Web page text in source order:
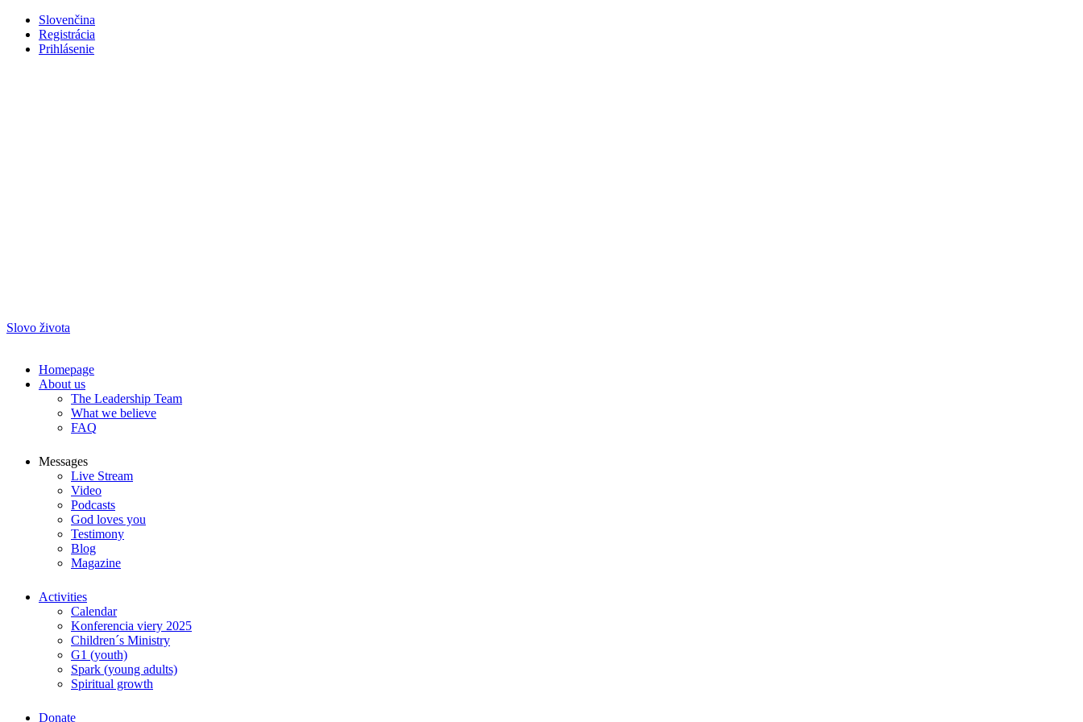
Slovenčina
Registrácia
Prihlásenie
Slovo života
Homepage
About us
The Leadership Team
What we believe
FAQ
Messages
Live Stream
Video
Podcasts
God loves you
Testimony
Blog
Magazine
Activities
Calendar
Konferencia viery 2025
Children´s Ministry
G1 (youth)
Spark (young adults)
Spiritual growth
Donate